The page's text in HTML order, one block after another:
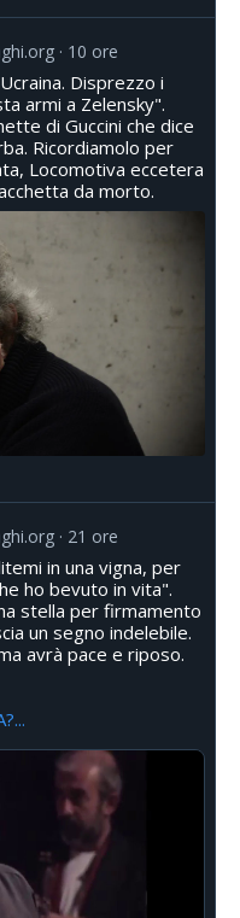
10 ore
Disprezzo i
armi a Zelensky".
di Guccini che dice
Ricordiamolo per
Locomotiva eccetera
da morto.
21 ore
in una vigna, per
ho bevuto in vita".
stella per firmamento
un segno indelebile.
avrà pace e riposo.